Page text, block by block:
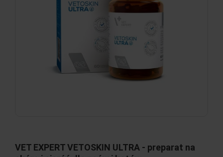
VET EXPERT VETOSKIN ULTRA - preparat na